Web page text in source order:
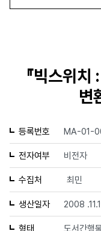
『빅스위
변
등록번호 MA-01-
전자여부 비전자
수집처 최민
생산일자 2008
형태 도서간행